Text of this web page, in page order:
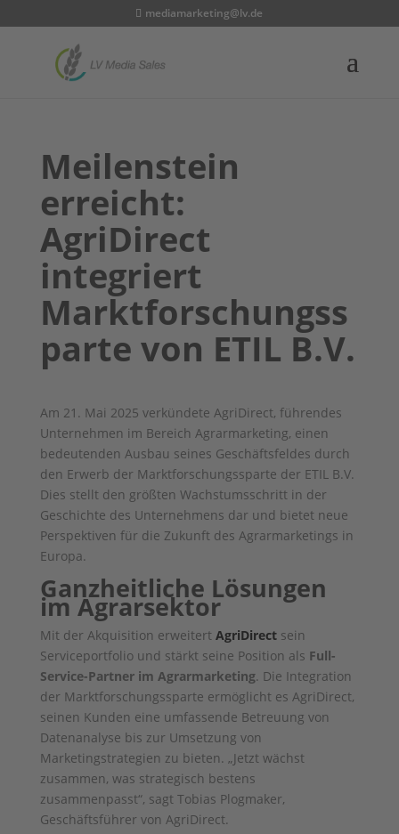
mediamarketing@lv.de
Meilenstein
erreicht:
AgriDirect
integriert
Marktforschungss
parte von ETIL B.V.
Am 21. Mai 2025 verkündete AgriDirect, führendes
Unternehmen im Bereich Agrarmarketing, einen
bedeutenden Ausbau seines Geschäftsfeldes durch
den Erwerb der Marktforschungssparte der ETIL B.V.
Dies stellt den größten Wachstumsschritt in der
Geschichte des Unternehmens dar und bietet neue
Perspektiven für die Zukunft des Agrarmarketings in
Europa.
Ganzheitliche Lösungen
im Agrarsektor
Mit der Akquisition erweitert AgriDirect sein
Serviceportfolio und stärkt seine Position als Full-
Service-Partner im Agrarmarketing. Die Integration
der Marktforschungssparte ermöglicht es AgriDirect,
seinen Kunden eine umfassende Betreuung von
Datenanalyse bis zur Umsetzung von
Marketingstrategien zu bieten. „Jetzt wächst
zusammen, was strategisch bestens
zusammenpasst“, sagt Tobias Plogmaker,
Geschäftsführer von AgriDirect.